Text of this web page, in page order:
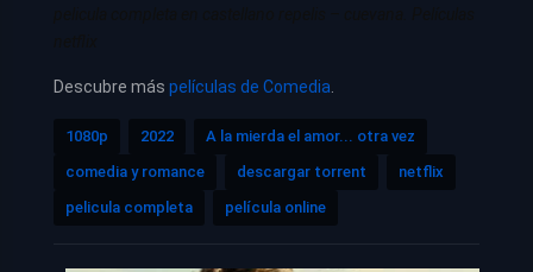
Descubre más películas de Comedia
1080p 2022
A la mierda el amor... otra vez
comedia y romance
descargar torrent
netflix
pelicula completa
película online